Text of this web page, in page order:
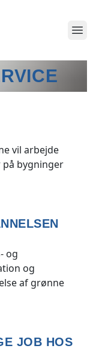
open
vil arbejde
bygninger
og
og
af grønne
JOB HOS